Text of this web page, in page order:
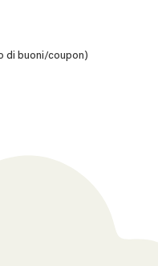
di buoni/coupon)